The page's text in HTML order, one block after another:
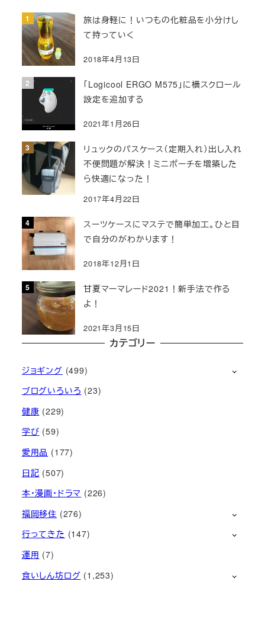
旅は身軽に！いつもの化粧品を小分けし
て持っていく
2018年4月13日
「Logicool ERGO M575」に横スクロール
設定を追加する
2021年1月26日
リュックのパスケース（定期入れ）出し入れ
不便問題が解決！ミニポーチを増築した
ら快適になった！
2017年4月22日
スーツケースにマステで簡単加工。ひと目
で自分のがわかります！
2018年12月1日
甘夏マーマレード2021！新手法で作る
よ！
2021年3月15日
カテゴリー
ジョギング (499)
ブログいろいろ (23)
健康 (229)
学び (59)
愛用品 (177)
日記 (507)
本・漫画・ドラマ (226)
福岡移住 (276)
行ってきた (147)
運用 (7)
食いしん坊ログ (1,253)